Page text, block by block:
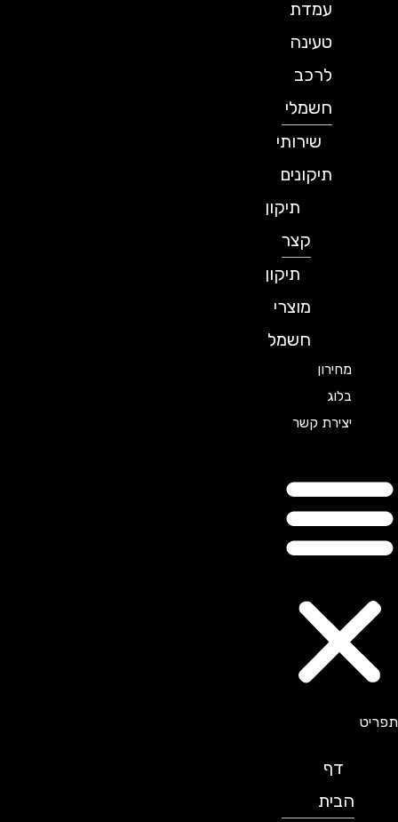
עמדת
טעינה
לרכב
חשמלי
שירותי
תיקונים
תיקון
תיקון
מוצרי
חשמל
מחירון
יצירת קשר
הבית